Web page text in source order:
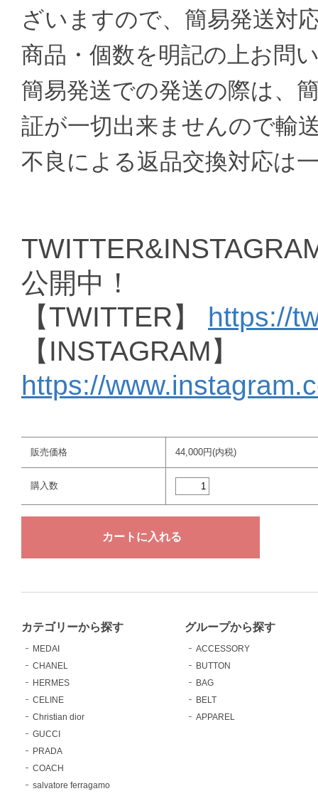
ざいますので、簡易発送対
商品・個数を明記の上お問
簡易発送での発送の際は、
証が一切出来ませんので輸
不良による返品交換対応は
公開中！
【TWITTER】 https://
【INSTAGRAM】
https://
販売価格 44,000円(内税)
購入数
カテゴリーから探す
MEDAI
CHANEL
HERMES
CELINE
Christian dior
GUCCI
PRADA
COACH
salvatore ferragamo
グループから探す
ACCESSORY
BUTTON
BAG
BELT
APPAREL